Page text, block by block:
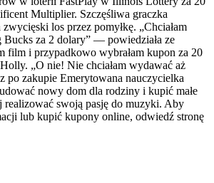
Multiplier. Szczęśliwa graczka
zwycięski los przez pomyłkę. „Chciałam
za 2 dolary” — powiedziała ze
film i przypadkowo wybrałam kupon za 20
„O nie! Nie chciałam wydawać aż
po zakupie Emerytowana nauczycielka
nowy dom dla rodziny i kupić małe
realizować swoją pasję do muzyki. Aby
lub kupić kupony online, odwiedź stronę